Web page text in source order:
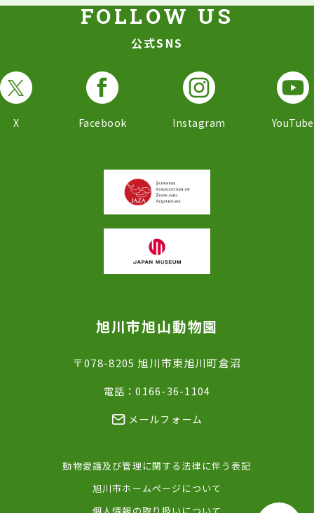
公式SNS
X Facebook Instagram YouTube
旭川市旭山動物園
〒078-8205 旭川市東旭川町倉沼
電話：0166-36-1104
メールフォーム
動物愛護及び管理に関する法律に伴う表記
旭川市ホームページについて